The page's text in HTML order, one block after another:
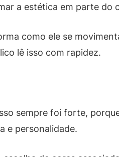
a estética em parte do
como ele se
lê isso com rapidez.
sempre foi forte,
e personalidade.